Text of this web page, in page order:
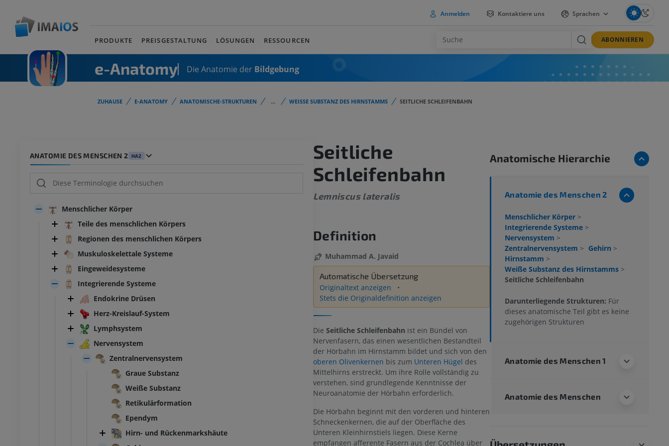
Anmelden Kontaktiere uns Sprachen
PRODUKTE PREISGESTALTUNG LÖSUNGEN RESSOURCEN ABONNIEREN
e-Anatomy Die Anatomie der Bildgebung
ZUHAUSE E-ANATOMY ANATOMISCHE-STRUKTUREN ... WEISSE SUBSTANZ DES HIRNSTAMMS SEITLICHE SCHLEIFENBAHN
ANATOMIE DES MENSCHEN 2 HA2
Menschlicher Körper
Teile des menschlichen Körpers
Regionen des menschlichen Körpers
Muskuloskelettale Systeme
Eingeweidesysteme
Integrierende Systeme
Endokrine Drüsen
Herz-Kreislauf-System
Lymphsystem
Nervensystem
Zentralnervensystem
Graue Substanz
Weiße Substanz
Retikulärformation
Ependym
Hirn- und Rückenmarkshäute
Seitliche
Schleifenbahn
Lemniscus lateralis
Definition
Muhammad A. Javaid
Automatische Übersetzung
Originaltext anzeigen
Stets die Originaldefinition anzeigen
Die Seitliche Schleifenbahn ist ein Bündel von
Nervenfasern, das einen wesentlichen Bestandteil
der Hörbahn im Hirnstamm bildet und sich von den
oberen Olivenkernen bis zum Unteren Hügel des
Mittelhirns erstreckt. Um ihre Rolle vollständig zu
verstehen, sind grundlegende Kenntnisse der
Neuroanatomie der Hörbahn erforderlich.
Die Hörbahn beginnt mit den vorderen und hinteren
Schneckenkernen, die auf der Oberfläche des
Unteren Kleinhirnstiels liegen. Diese Kerne
empfangen afferente Fasern aus der Cochlea über
Anatomische Hierarchie
Anatomie des Menschen 2
Menschlicher Körper >
Integrierende Systeme >
Nervensystem >
Zentralnervensystem > Gehirn >
Hirnstamm >
Weiße Substanz des Hirnstamms >
Seitliche Schleifenbahn
Darunterliegende Strukturen: Für
dieses anatomische Teil gibt es keine
zugehörigen Strukturen
Anatomie des Menschen 1
Anatomie des Menschen